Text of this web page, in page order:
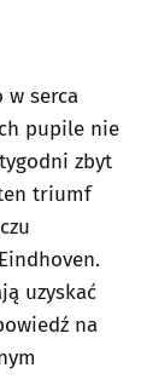
w serca
pupile nie
zbyt
triumf
uzyskać
na